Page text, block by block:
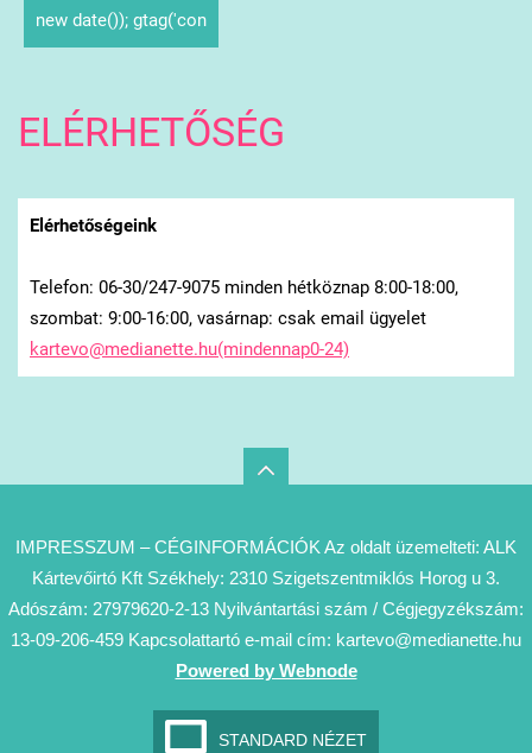
new date()); gtag('con
ELÉRHETŐSÉG
Elérhetőségeink
Telefon: 06-30/247-9075 minden hétköznap 8:00-18:00,
szombat: 9:00-16:00, vasárnap: csak email ügyelet
kartevo@medianette.hu(mindennap0-24)
IMPRESSZUM – CÉGINFORMÁCIÓK Az oldalt üzemelteti: ALK
Kártevőirtó Kft Székhely: 2310 Szigetszentmiklós Horog u 3.
Adószám: 27979620-2-13 Nyilvántartási szám / Cégjegyzékszám:
13-09-206-459 Kapcsolattartó e-mail cím: kartevo@medianette.hu
Powered by Webnode
STANDARD NÉZET